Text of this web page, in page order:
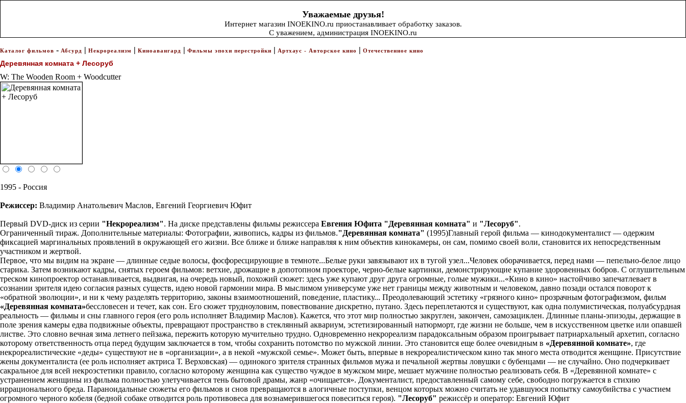
Уважаемые друзья!
Интернет магазин INOEKINO.ru приостанавливает обработку заказов.
С уважением, администрация INOEKINO.ru
Каталог фильмов - Абсурд | Некрореализм | Киноавангард | Фильмы эпохи перестройки | Артхаус - Авторское кино | Отечественное кино
Деревянная комната + Лесоруб
W: The Wooden Room + Woodcutter
1995 - Россия
Режиссер: Владимир Анатольевич Маслов, Евгений Георгиевич Юфит
Первый DVD-диск из серии "Некрореализм". На диске представлены фильмы режиссера Евгения Юфита "Деревянная комната" и "Лесоруб".
Ограниченный тираж. Дополнительные материалы: Фотографии, живопись, кадры из фильмов."Деревянная комната" (1995)Главный герой фильма — кинодокументалист — одержим
фиксацией маргинальных проявлений в окружающей его жизни. Все ближе и ближе направляя к ним объектив кинокамеры, он сам, помимо своей воли, становится их непосредственным
участником и жертвой.
Первое, что мы видим на экране — длинные седые волосы, фосфоресцирующие в темноте...Белые руки завязывают их в тугой узел...Человек оборачивается, перед нами — пепельно-белое лицо
старика. Затем возникают кадры, снятых героем фильмов: ветхие, дрожащие в допотопном проекторе, черно-белые картинки, демонстрирующие купание здоровенных бобров. С оглушительным
треском кинопроектор останавливается, выдвигая, на очередь новый, похожий сюжет: здесь уже купают друг друга огромные, голые мужики...«Кино в кино» настойчиво запечатлевает в
сознании зрителя идею согласия разных существ, идею новой гармонии мира. В мыслимом универсуме уже нет границы между животным и человеком, давно позади остался поворот к
«обратной эволюции», и ни к чему разделять территорию, законы взаимоотношений, поведение, пластику... Преодолевающий эстетику «грязного кино» прозрачным фотографизмом, фильм
«Деревянная комната»бессловесен и течет, как сон. Его сюжет трудноуловим, повествование дискретно, путано. Здесь переплетаются и существуют, как одна полумистическая, полуабсурдная
реальность — фильмы и сны главного героя (его роль исполняет Владимир Маслов). Кажется, что этот мир полностью закруглен, закончен, самозациклен. Длинные планы-эпизоды, держащие в
поле зрения камеры едва подвижные объекты, превращают пространство в стеклянный аквариум, эстетизированный натюрморт, где жизни не больше, чем в искусственном цветке или опавшей
листве. Это словно вечная зима летнего пейзажа, пережить которую мучительно трудно. Одновременно некрореализм парадоксальным образом проигрывает патриархальный архетип, согласно
которому ответственность отца перед будущим заключается в том, чтобы сохранить потомство по мужской линии. Это становится еще более очевидным в «Деревянной комнате», где
некрореалистические «деды» существуют не в «организации», а в некой «мужской семье». Может быть, впервые в некрореалистическом кино так много места отводится женщине. Присутствие
жены документалиста (ее роль исполняет актриса Т. Верховская) — одинокого зрителя странных фильмов мужа и печальной жертвы ловушки с бубенцами — не случайно. Оно подчеркивает
сакральное для всей некроэстетики правило, согласно которому женщина как существо чуждое в мужском мире, мешает мужчине полностью реализовать себя. В «Деревянной комнате» с
устранением женщины из фильма полностью улетучивается тень бытовой драмы, жанр «очищается». Документалист, предоставленный самому себе, свободно погружается в стихию
иррационального бреда. Параноидальные сюжеты его фильмов и снов превращаются в алогичные поступки, венцом которых можно считать не удавшуюся попытку самоубийства с участием
огромного черного кобеля (бедной собаке отводится роль противовеса для вознамерившегося повеситься героя). "Лесоруб" режиссёр и оператор: Евгений Юфит